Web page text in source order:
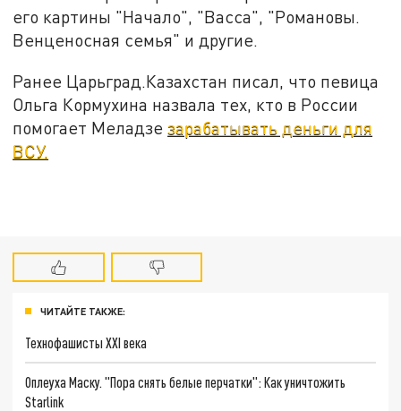
его картины "Начало", "Васса", "Романовы.
Венценосная семья" и другие.
Ранее Царьград.Казахстан писал, что певица
Ольга Кормухина назвала тех, кто в России
помогает Меладзе зарабатывать деньги для
ВСУ.
ЧИТАЙТЕ ТАКЖЕ:
Технофашисты XXI века
Оплеуха Маску. "Пора снять белые перчатки": Как уничтожить
Starlink